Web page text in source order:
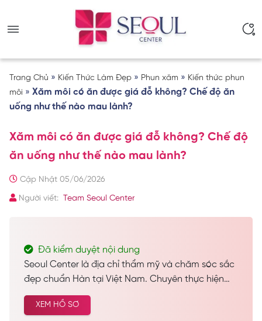
Trang Chủ » Kiến Thức Làm Đẹp » Phun xăm » Kiến thức phun
môi » Xăm môi có ăn được giá đỗ không? Chế độ ăn
uống như thế nào mau lành?
Xăm môi có ăn được giá đỗ không? Chế độ
ăn uống như thế nào mau lành?
Cập Nhật 05/06/2026
Người viết: Team Seoul Center
Đã kiểm duyệt nội dung
Seoul Center là địa chỉ thẩm mỹ và chăm sóc sắc
đẹp chuẩn Hàn tại Việt Nam. Chuyên thực hiện
các dịch vụ spa làm đẹp, chăm sóc da công nghệ
cao… Được nhiều khách hàng tin tưởng và lựa
XEM HỒ SƠ